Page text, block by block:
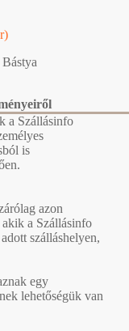
a Szállásinfo
is
azon
a Szállásinfo
szálláshelyen,
egy
lehetőségük van